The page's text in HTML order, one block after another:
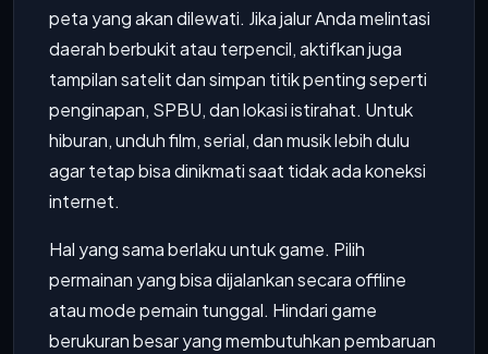
peta yang akan dilewati. Jika jalur Anda melintasi
daerah berbukit atau terpencil, aktifkan juga
tampilan satelit dan simpan titik penting seperti
penginapan, SPBU, dan lokasi istirahat. Untuk
hiburan, unduh film, serial, dan musik lebih dulu
agar tetap bisa dinikmati saat tidak ada koneksi
internet.
Hal yang sama berlaku untuk game. Pilih
permainan yang bisa dijalankan secara offline
atau mode pemain tunggal. Hindari game
berukuran besar yang membutuhkan pembaruan